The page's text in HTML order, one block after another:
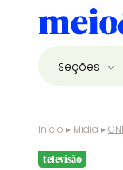
Seções
Início ▸ Mídia ▸
televisão